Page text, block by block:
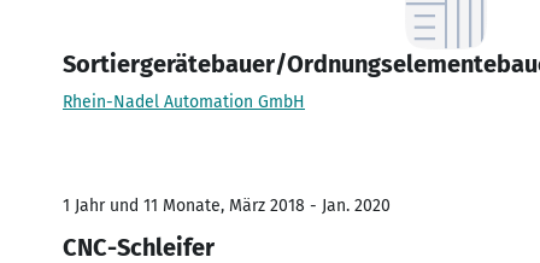
Sortiergerätebauer/
Rhein-Nadel Automation GmbH
1 Jahr und 11 Monate, März 2018 - Jan. 2020
CNC-Schleifer